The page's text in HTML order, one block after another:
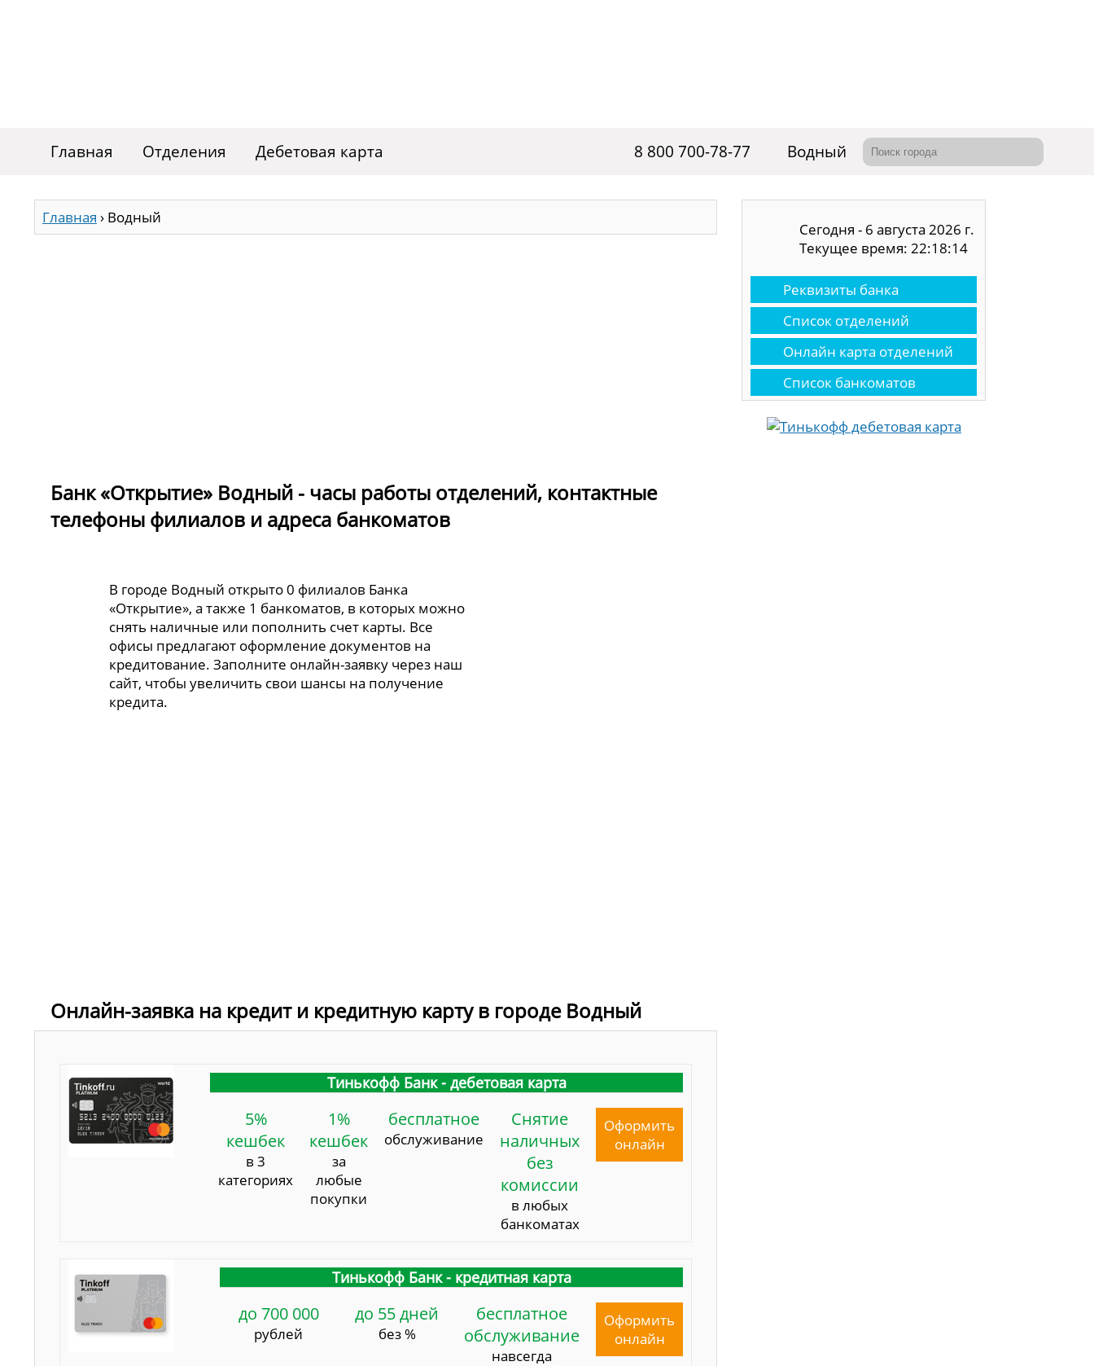
Главная Отделения Дебетовая карта 8 800 700-78-77 Водный
Главная › Водный
Банк «Открытие» Водный - часы работы отделений, контактные
телефоны филиалов и адреса банкоматов
В городе Водный открыто 0 филиалов Банка
«Открытие», а также 1 банкоматов, в которых можно
снять наличные или пополнить счет карты. Все
офисы предлагают оформление документов на
кредитование. Заполните онлайн-заявку через наш
сайт, чтобы увеличить свои шансы на получение
кредита.
Онлайн-заявка на кредит и кредитную карту в городе Водный
Тинькофф Банк - дебетовая карта
5%
кешбек
в 3
категориях
1%
кешбек
за
любые
покупки
бесплатное
обслуживание
Снятие
наличных
без
комиссии
в любых
банкоматах
Оформить
онлайн
Тинькофф Банк - кредитная карта
до 700 000
рублей
до 55 дней
без %
бесплатное
обслуживание
навсегда
Оформить
онлайн
Сегодня - 6 августа 2026 г.
Текущее время: 22:18:15
Реквизиты банка
Список отделений
Онлайн карта отделений
Список банкоматов